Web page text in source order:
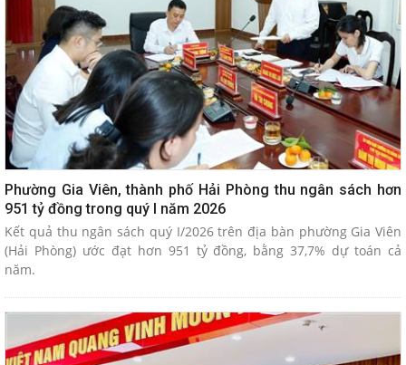
Phường Gia Viên, thành phố Hải Phòng thu ngân sách hơn
951 tỷ đồng trong quý I năm 2026
Kết quả thu ngân sách quý I/2026 trên địa bàn phường Gia Viên
(Hải Phòng) ước đạt hơn 951 tỷ đồng, bằng 37,7% dự toán cả
năm.